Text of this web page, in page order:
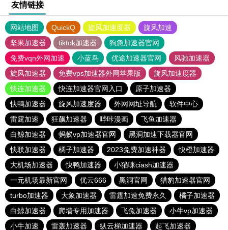
友情链接
网站地图 QuickQ 旋风加速度器
旋风加速
坚果加速器
tiktok加速器
狗急加速器官网
免费vqn外网加速
小蓝鸟 优途加速器官网
风驰加速器
旋风加速器
免费vps加速器外网苹果版
旋风加速度器
快连加速器
快连加速器官网入口
原子加速器
快鸭加速器
旋风加速度器 外网网址导航
软件中心
雷霆加速
狂飙加速器 哔咔漫画
飞鱼加速器
白鲸加速器
蚂蚁vp加速器官网
黑洞加速下载器官网
快联加速器
橘子加速器 2023免费加速神器
快橙加速器
大机场加速器
快鸭加速器
小猫咪ciash加速器
一元机场最新官网
优云666 黑洞官网
猎豹加速器官网
turbo加速器
大象加速器 雷霆加速免费永久
橘子加速器
白鲸加速器
爬墙专用加速器 飞兔加速器
小牛vp加速器
小牛加速
雷轰加速器 纵云梯加速器 起飞加速器